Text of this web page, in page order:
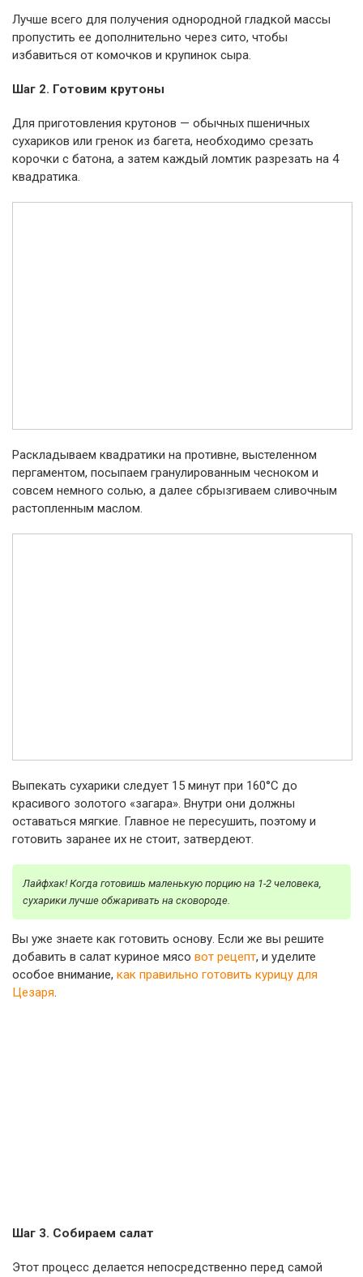
Лучше всего для получения однородной гладкой массы
пропустить ее дополнительно через сито, чтобы
избавиться от комочков и крупинок сыра.
Шаг 2. Готовим крутоны
Для приготовления крутонов — обычных пшеничных
сухариков или гренок из багета, необходимо срезать
корочки с батона, а затем каждый ломтик разрезать на 4
квадратика.
Раскладываем квадратики на противне, выстеленном
пергаментом, посыпаем гранулированным чесноком и
совсем немного солью, а далее сбрызгиваем сливочным
растопленным маслом.
Выпекать сухарики следует 15 минут при 160°С до
красивого золотого «загара». Внутри они должны
оставаться мягкие. Главное не пересушить, поэтому и
готовить заранее их не стоит, затвердеют.
Лайфхак! Когда готовишь маленькую порцию на 1-2 человека,
сухарики лучше обжаривать на сковороде.
Вы уже знаете как готовить основу. Если же вы решите
добавить в салат куриное мясо вот рецепт, и уделите
особое внимание, как правильно готовить курицу для
Цезаря.
Шаг 3. Собираем салат
Этот процесс делается непосредственно перед самой